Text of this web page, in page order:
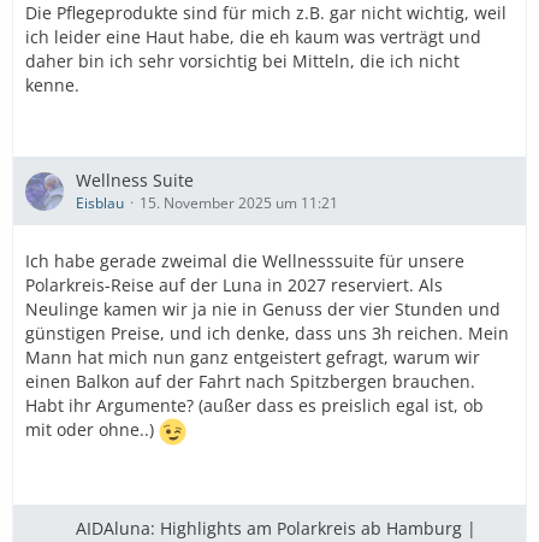
Die Pflegeprodukte sind für mich z.B. gar nicht wichtig, weil
ich leider eine Haut habe, die eh kaum was verträgt und
daher bin ich sehr vorsichtig bei Mitteln, die ich nicht
kenne.
Wellness Suite
Eisblau 15. November 2025 um 11:21
Ich habe gerade zweimal die Wellnesssuite für unsere
Polarkreis-Reise auf der Luna in 2027 reserviert. Als
Neulinge kamen wir ja nie in Genuss der vier Stunden und
günstigen Preise, und ich denke, dass uns 3h reichen. Mein
Mann hat mich nun ganz entgeistert gefragt, warum wir
einen Balkon auf der Fahrt nach Spitzbergen brauchen.
Habt ihr Argumente? (außer dass es preislich egal ist, ob
mit oder ohne..)
AIDAluna: Highlights am Polarkreis ab Hamburg |